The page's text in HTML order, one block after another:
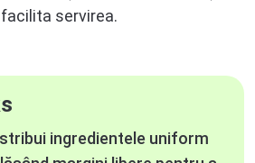
servirea.
ingredientele uniform